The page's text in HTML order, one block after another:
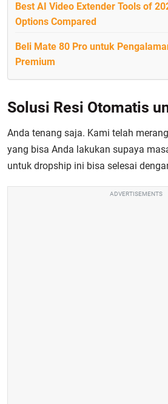
Best AI Video Extender Tools of
Options Compared
Beli Mate 80 Pro untuk
Premium
Solusi Resi Otomatis
Anda tenang saja. Kami telah
yang bisa Anda lakukan supaya
untuk dropship ini bisa selesai
ADVERTISEMENTS